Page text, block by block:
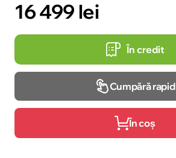
16 499 lei
În credit
Cumpără rapid
În coș